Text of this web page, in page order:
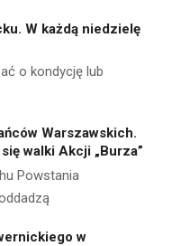
W każdą niedzielę
o kondycję lub
Warszawskich.
walki Akcji „Burza”
Powstania
w